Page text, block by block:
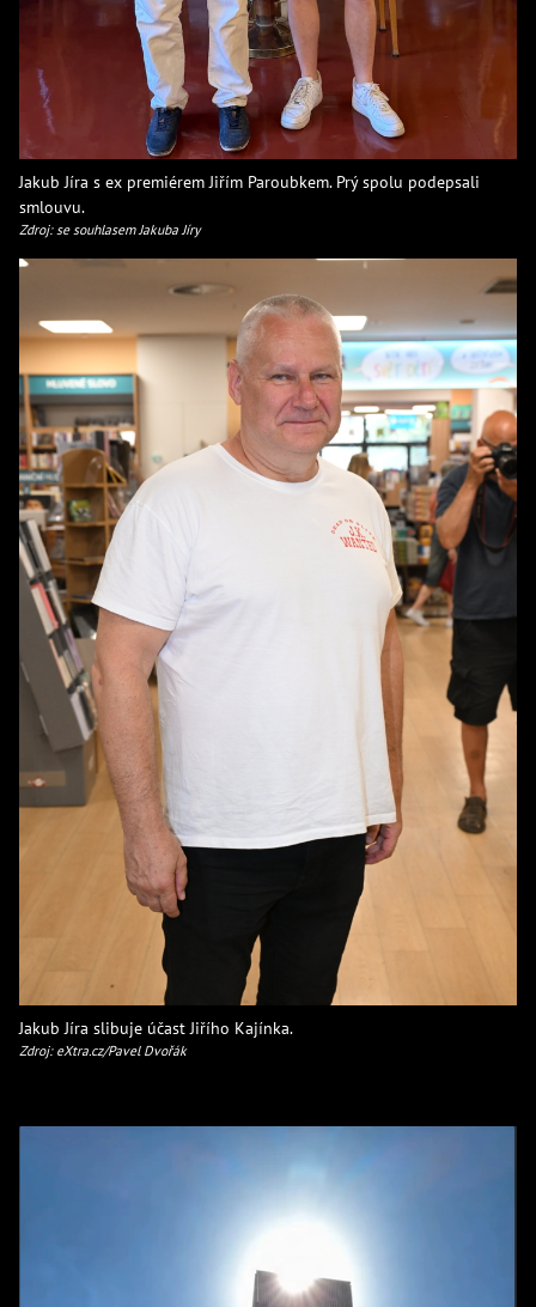
Jakub Jíra s ex premiérem Jiřím Paroubkem. Prý spolu podepsali
smlouvu.
Zdroj: se souhlasem Jakuba Jíry
Jakub Jíra slibuje účast Jiřího Kajínka.
Zdroj: eXtra.cz/Pavel Dvořák